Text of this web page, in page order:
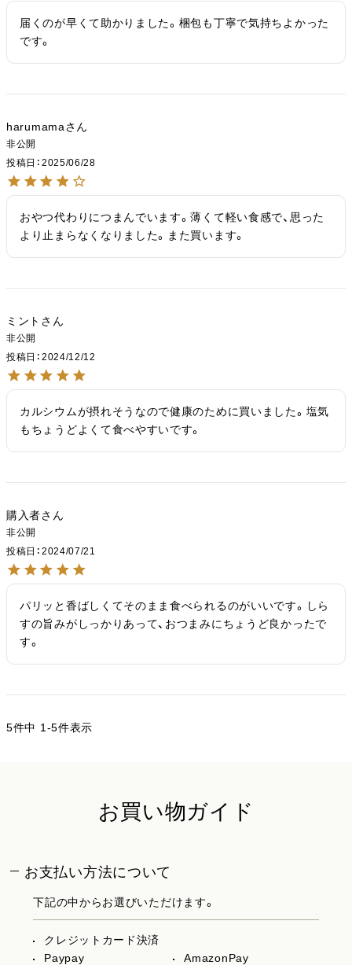
届くのが早くて助かりました。梱包も丁寧で気持ちよかった
です。
harumama
非公開
投稿日
2025/06/28
おやつ代わりにつまんでいます。薄くて軽い食感で、思った
より止まらなくなりました。また買います。
ミント
非公開
投稿日
2024/12/12
カルシウムが摂れそうなので健康のために買いました。塩気
もちょうどよくて食べやすいです。
購入者
非公開
投稿日
2024/07/21
パリッと香ばしくてそのまま食べられるのがいいです。しら
すの旨みがしっかりあって、おつまみにちょうど良かったで
す。
5件中 1-5件表示
お買い物ガイド
お支払い方法について
下記の中からお選びいただけます。
クレジットカード決済
Paypay
AmazonPay